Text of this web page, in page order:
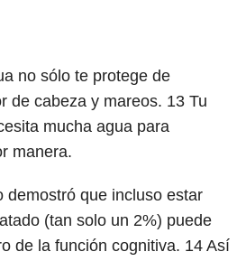
no sólo te protege de
de cabeza y mareos. 13 Tu
mucha agua para
manera.
demostró que incluso estar
(tan solo un 2%) puede
de la función cognitiva. 14 Así